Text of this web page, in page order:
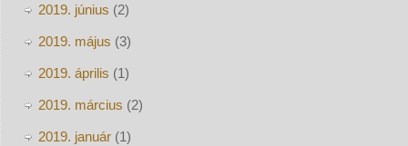
2019. június (2)
2019. május (3)
2019. április (1)
2019. március (2)
2019. január(1)